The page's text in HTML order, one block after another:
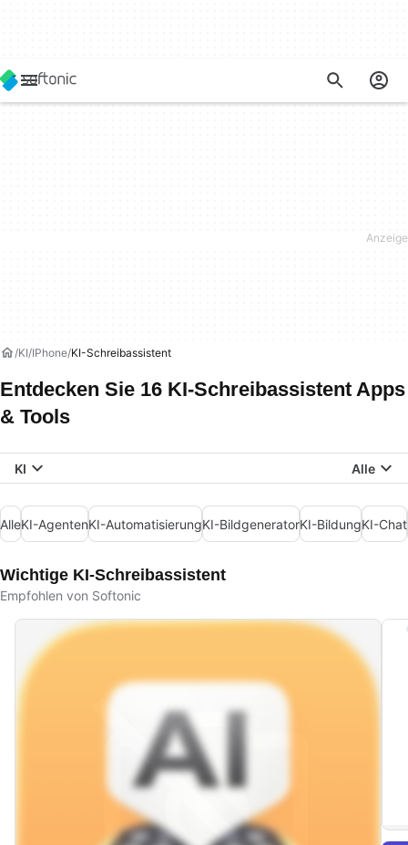
KI IPhone KI-Schreibassistent
Entdecken Sie 16 KI-Schreibassistent Apps
& Tools
KI Alle
AlleKI-AgentenKI-AutomatisierungKI-BildgeneratorKI-BildungKI-Chat
Wichtige KI-Schreibassistent
Empfohlen von Softonic